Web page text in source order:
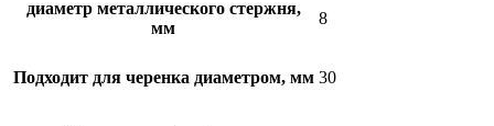
диаметр металлического стержня,
мм
8
Подходит для черенка диаметром, мм 30